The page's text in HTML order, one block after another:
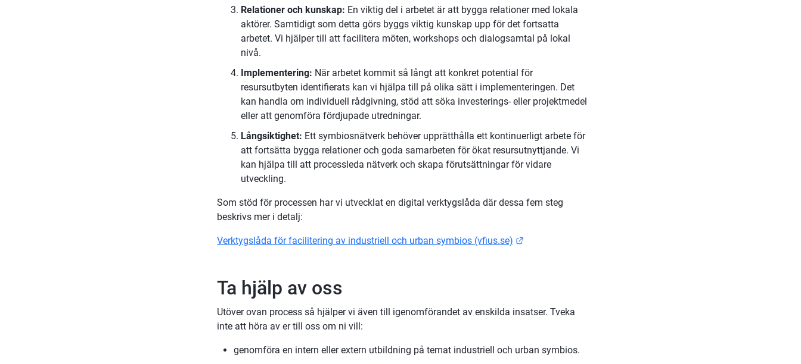
Relationer och kunskap: En viktig del i arbetet är att bygga relationer med lokala
aktörer. Samtidigt som detta görs byggs viktig kunskap upp för det fortsatta
arbetet. Vi hjälper till att facilitera möten, workshops och dialogsamtal på lokal
nivå.
Implementering: När arbetet kommit så långt att konkret potential för
resursutbyten identifierats kan vi hjälpa till på olika sätt i implementeringen. Det
kan handla om individuell rådgivning, stöd att söka investerings- eller projektmedel
eller att genomföra fördjupade utredningar.
Långsiktighet: Ett symbiosnätverk behöver upprätthålla ett kontinuerligt arbete för
att fortsätta bygga relationer och goda samarbeten för ökat resursutnyttjande. Vi
kan hjälpa till att processleda nätverk och skapa förutsättningar för vidare
utveckling.
Som stöd för processen har vi utvecklat en digital verktygslåda där dessa fem steg
beskrivs mer i detalj:
Verktygslåda för facilitering av industriell och urban symbios (vfius.se)
Ta hjälp av oss
Utöver ovan process så hjälper vi även till igenomförandet av enskilda insatser. Tveka
inte att höra av er till oss om ni vill:
genomföra en intern eller extern utbildning på temat industriell och urban symbios.